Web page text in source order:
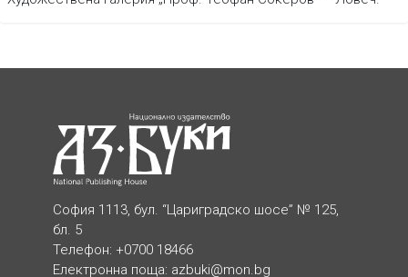
София 1113, бул. “Цариградско шосе” № 125,
бл. 5
Телефон: +0700 18466
Електронна поща: azbuki@mon.bg